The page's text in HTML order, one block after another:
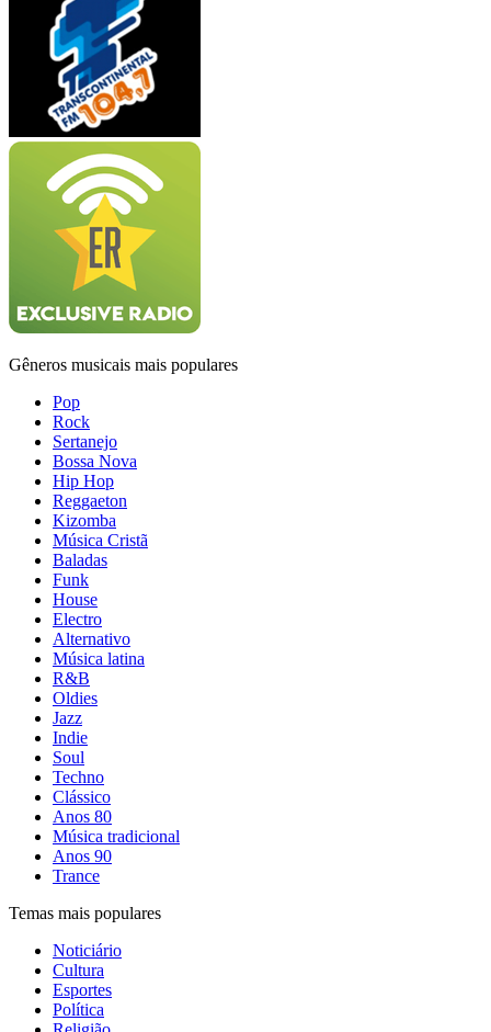
Gêneros musicais mais populares
Pop
Rock
Sertanejo
Bossa Nova
Hip Hop
Reggaeton
Kizomba
Música Cristã
Baladas
Funk
House
Electro
Alternativo
Música latina
R&B
Oldies
Jazz
Indie
Soul
Techno
Clássico
Anos 80
Música tradicional
Anos 90
Trance
Temas mais populares
Noticiário
Cultura
Esportes
Política